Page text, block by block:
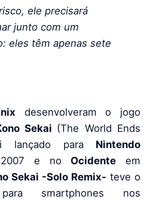
ele precisará
junto com um
eles têm apenas sete
desenvolveram o jogo
Sekai (The World Ends
lançado para Nintendo
e no Ocidente em
Sekai -Solo Remix- teve o
smartphones nos